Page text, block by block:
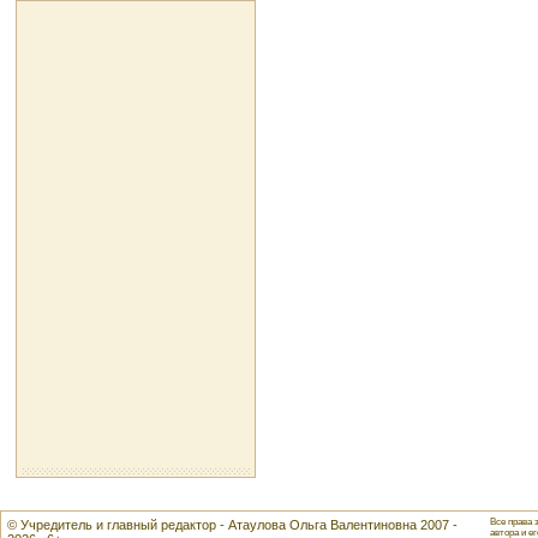
© Учредитель и главный редактор - Атаулова Ольга Валентиновна 2007 -
Все права
автора и